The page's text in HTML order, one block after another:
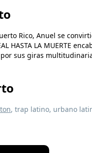
Rico, Anuel se
HASTA LA MUERTE
por sus giras
, trap latino, urbano